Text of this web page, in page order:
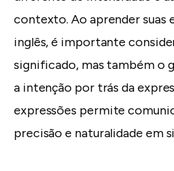
contexto. Ao aprender suas
inglês, é importante
significado, mas também o
a intenção por trás da
expressões permite
precisão e naturalidade em